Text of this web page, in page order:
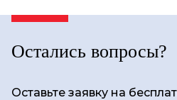
Остались вопросы?
Оставьте заявку на